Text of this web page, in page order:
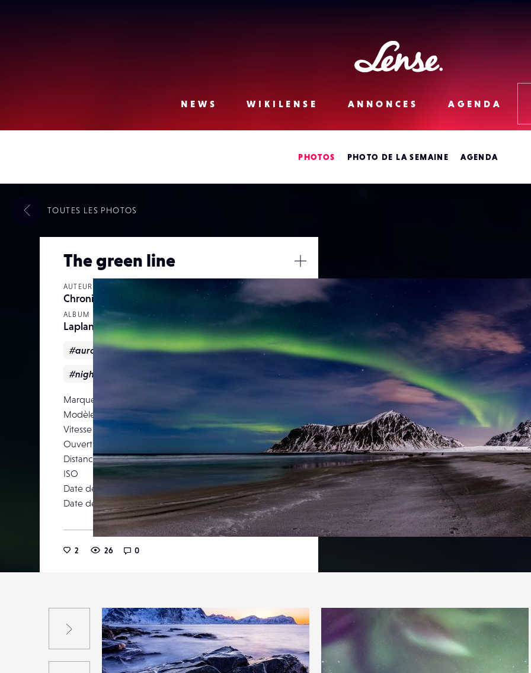
Lense
NEWS WIKILENSE ANNONCES AGENDA
PHOTOS PHOTO DE LA SEMAINE AGENDA
The green line
AUTEUR
Chroniquesdunchasseurdimages
ALBUM
Lapland tale
#aurore_boréale #Montagne #Nature
#nightscape
Marque
Modèle
Canon EOS 5D Mark III
Vitesse d’obturation
10
Ouverture
3.2
Distance focale
16 mm
ISO
2000
Date de prise de vue
07 mars 2017
Date de publication
06 décembre 2017
2 26 0
/
Fermer
TOUTES LES PHOTOS
Suivant
Précédent